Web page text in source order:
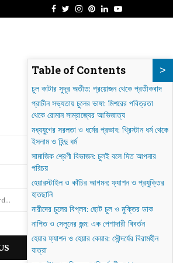
Facebook
Twitter
Instagram
Pinterest
LinkedinYoutube
S
Table of Contents
চুল কাটার সুদূর অতীত: প্রয়োজন থেকে প্রতীকবাদ
প্রাচীন সভ্যতায় চুলের ভাষা: মিশরের পবিত্রতা
থেকে রোমান সাম্রাজ্যের আভিজাত্য
মধ্যযুগের সরলতা ও ধর্মের প্রভাব: খ্রিস্টান ধর্ম থেকে
ইসলাম ও হিন্দু ধর্ম
সামাজিক শ্রেণী বিভাজন: চুলই বলে দিত আপনার
পরিচয়
হেয়ারস্টাইল ও কাঁচির আগমন: ফ্যাশন ও প্রযুক্তির
হাতছানি
নারীদের চুলের বিপ্লব: ছোট চুল ও মুক্তির ডাক
নাপিত ও সেলুনের জন্ম: এক পেশাদারী বিবর্তন
হেয়ার ফ্যাশন ও হেয়ার কেয়ার: সৌন্দর্যের বিরামহীন
যাত্রা